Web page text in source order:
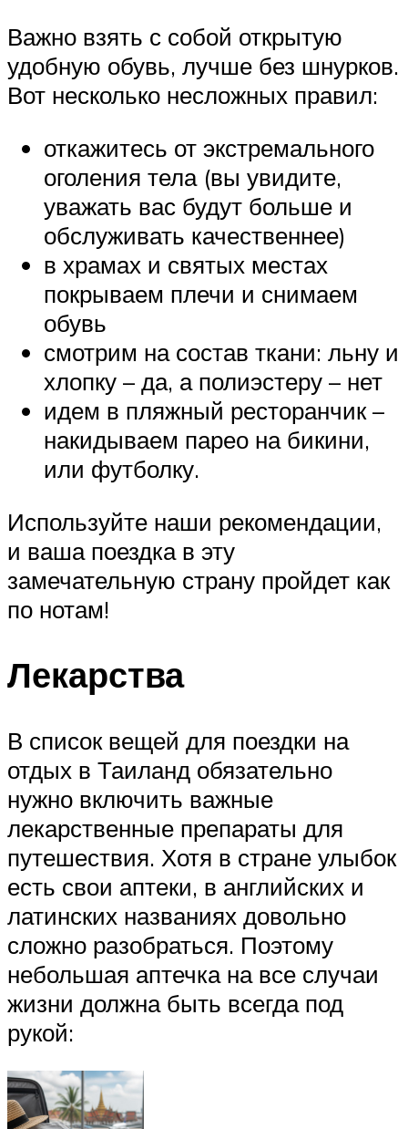
Важно взять с собой открытую
удобную обувь, лучше без шнурков.
Вот несколько несложных правил:
откажитесь от экстремального
оголения тела (вы увидите,
уважать вас будут больше и
обслуживать качественнее)
в храмах и святых местах
покрываем плечи и снимаем
обувь
смотрим на состав ткани: льну и
хлопку – да, а полиэстеру – нет
идем в пляжный ресторанчик –
накидываем парео на бикини,
или футболку.
Используйте наши рекомендации,
и ваша поездка в эту
замечательную страну пройдет как
по нотам!
Лекарства
В список вещей для поездки на
отдых в Таиланд обязательно
нужно включить важные
лекарственные препараты для
путешествия. Хотя в стране улыбок
есть свои аптеки, в английских и
латинских названиях довольно
сложно разобраться. Поэтому
небольшая аптечка на все случаи
жизни должна быть всегда под
рукой: